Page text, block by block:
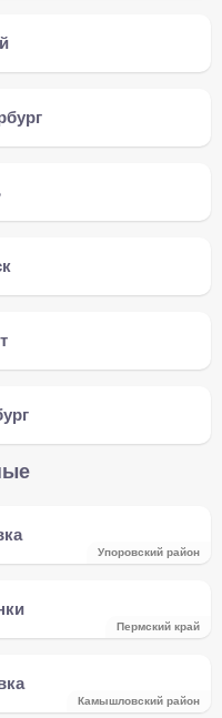
Упоровский район
Пермский край
Камышловский район